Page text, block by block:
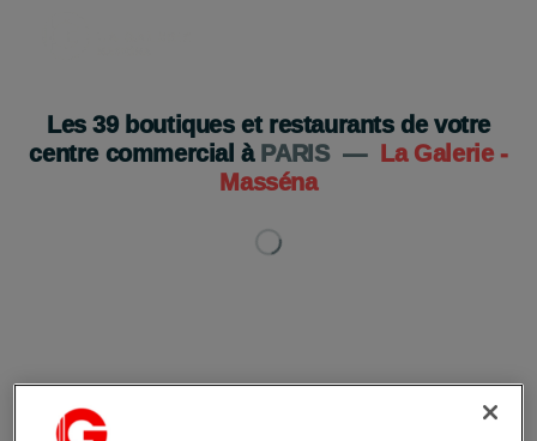
Les39boutiques et restaurants de votre
centre commercial à PARIS —
La Galerie -
Masséna